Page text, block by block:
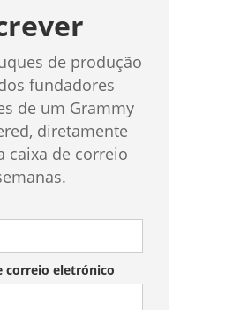
de produção
fundadores
de um Grammy
diretamente
caixa de correio
correio eletrónico